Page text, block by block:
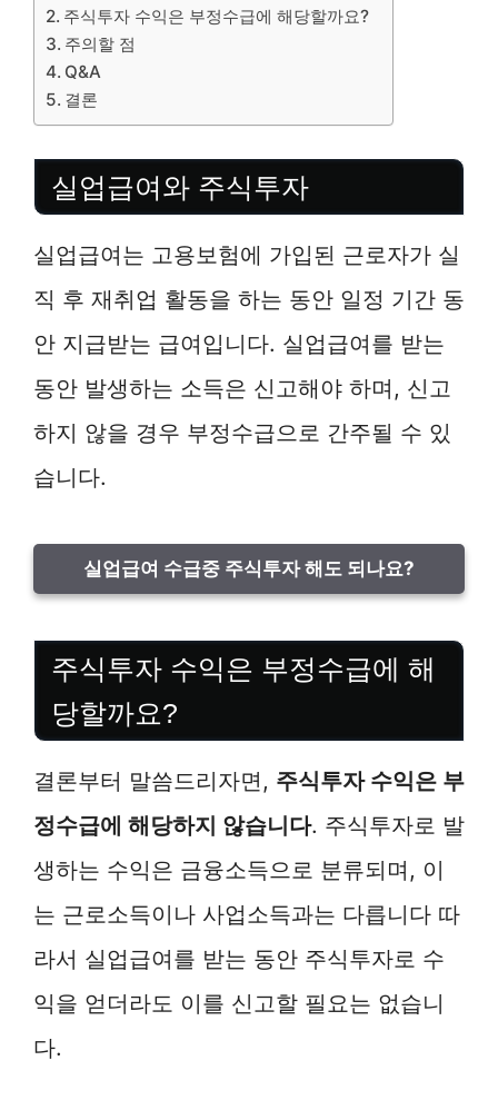
주식투자 수익은 부정수급에 해당할까요?
주의할 점
Q&A
결론
실업급여와 주식투자
실업급여는 고용보험에 가입된 근로자가 실
직 후 재취업 활동을 하는 동안 일정 기간 동
안 지급받는 급여입니다. 실업급여를 받는
동안 발생하는 소득은 신고해야 하며, 신고
하지 않을 경우 부정수급으로 간주될 수 있
습니다.
실업급여 수급중 주식투자 해도 되나요?
주식투자 수익은 부정수급에 해
당할까요?
결론부터 말씀드리자면, 주식투자 수익은 부
정수급에 해당하지 않습니다. 주식투자로 발
생하는 수익은 금융소득으로 분류되며, 이
는 근로소득이나 사업소득과는 다릅니다 따
라서 실업급여를 받는 동안 주식투자로 수
익을 얻더라도 이를 신고할 필요는 없습니
다.